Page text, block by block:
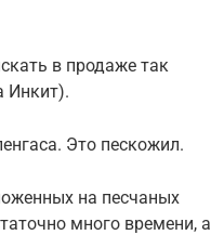
в продаже так
Инкит).
Это пескожил.
на песчаных
много времени, а